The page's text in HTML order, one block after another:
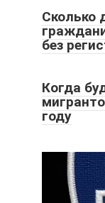
Сколько
без
Когда
году